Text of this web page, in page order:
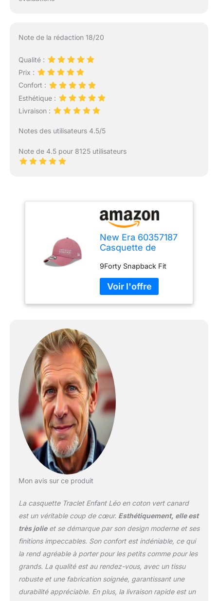
Note de la rédaction 18/20
Qualité :
Prix :
Confort :
Esthétique :
Livraison :
Notes des utilisateurs 4.5/5
Note de 4.5 pour 8125 utilisateurs
New Era 60357187
Casquette de
Taille Unique Mixte
9Forty Snapback Fit
Mon avis sur ce produit
La casquette Traclet Enfant Léo en coton vert canard
est un véritable coup de cœur. Esthétiquement, elle est
très jolieet se démarque par son design moderne et ses
finitions impeccables. Son confort est indéniable, ce qui
la rend agréable à porter pour les petits comme pour les
grands. La qualité est au rendez-vous, avec un tissu
robuste et une fabrication soignée, garantissant une
durabilité appréciable. En plus, la livraison rapide est un